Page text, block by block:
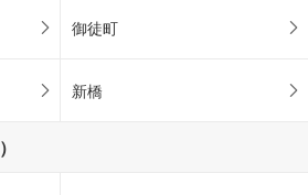
橋警察署、万世橋、靖国通り、神田須田町１・
御徒町
新橋